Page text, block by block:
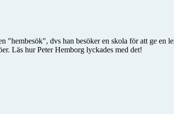
"hembesök", dvs han besöker en skola för att ge en
Läs hur Peter Hemborg lyckades med det!